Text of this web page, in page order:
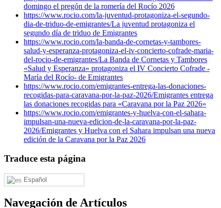
domingo el pregón de la romería del Rocío 2026
https://www.rocio.com/la-juventud-protagoniza-el-segundo-
dia-de-triduo-de-emigrantes/La juventud protagoniza el
segundo día de triduo de Emigrantes
https://www.rocio.com/la-banda-de-cornetas-y-tambores-
salud-y-esperanza-protagoniza-el-iv-concierto-cofrade-maria-
del-rocio-de-emigrantes/La Banda de Cornetas y Tambores
«Salud y Esperanza» protagoniza el IV Concierto Cofrade -
María del Rocío- de Emigrantes
https://www.rocio.com/emigrantes-entrega-las-donaciones-
recogidas-para-caravana-por-la-paz-2026/Emigrantes entrega
las donaciones recogidas para «Caravana por la Paz 2026»
https://www.rocio.com/emigrantes-y-huelva-con-el-sahara-
impulsan-una-nueva-edicion-de-la-caravana-por-la-paz-
2026/Emigrantes y Huelva con el Sahara impulsan una nueva
edición de la Caravana por la Paz 2026
Traduce esta página
Español
Navegación de Artículos